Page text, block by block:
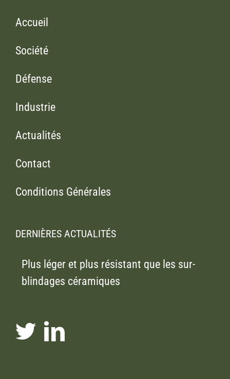
Accueil
Société
Défense
Industrie
Actualités
Contact
Conditions Générales
DERNIÈRES ACTUALITÉS
Plus léger et plus résistant que les sur-
blindages céramiques